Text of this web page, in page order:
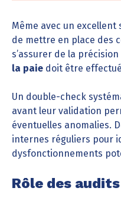
Même avec un
de mettre en place des
s’assurer de la
la paie doit être
Un double-check
avant leur validation
éventuelles anomalies.
internes réguliers pour
dysfonctionnements
Rôle des